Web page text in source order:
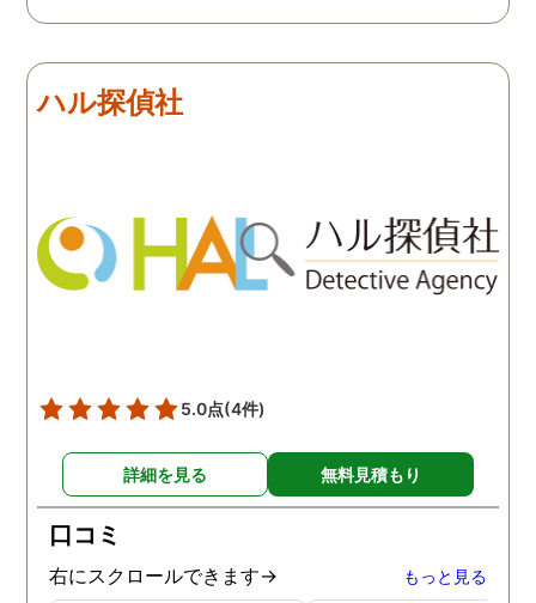
感情が表に出すぎてしまう
ださったので安心して悩み
を話せました。他はどうか
た私のケアをしっかりして
くださったおかげで、今は
元気に過ごせています。
た。それほど自分がずっ
した、調査料金は決して
も東京駅前相談室にお願
して良かったと思ってい
す。
ハル探偵社
5.0点(4件)
詳細を見る 無料見積もり
口コミ
右にスクロールできます→ もっと見る